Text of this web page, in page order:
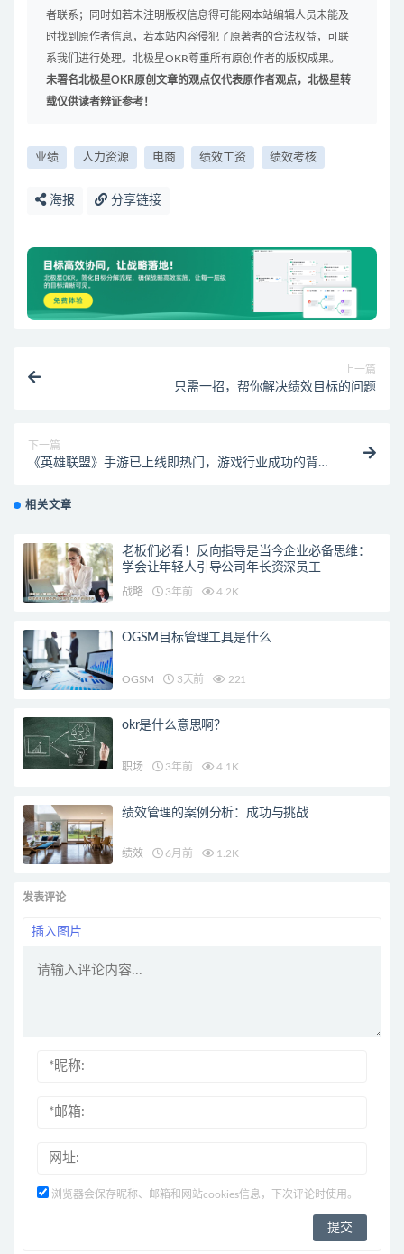
者联系；同时如若未注明版权信息得可能网本站编辑人员未能及
时找到原作者信息，若本站内容侵犯了原著者的合法权益，可联
系我们进行处理。北极星OKR尊重所有原创作者的版权成果。
未署名北极星OKR原创文章的观点仅代表原作者观点，北极星转
载仅供读者辩证参考！
业绩 人力资源 电商 绩效工资 绩效考核
海报 分享链接
上一篇
只需一招，帮你解决绩效目标的问题
下一篇
《英雄联盟》手游已上线即热门，游戏行业成功的背后
相关文章
老板们必看！反向指导是当今企业必备思维：
学会让年轻人引导公司年长资深员工
战略 3年前 4.2K
OGSM目标管理工具是什么
OGSM 3天前 221
okr是什么意思啊？
职场 3年前 4.1K
绩效管理的案例分析：成功与挑战
绩效 6月前 1.2K
发表评论
插入图片
浏览器会保存昵称、邮箱和网站cookies信息，下次评论时使用。